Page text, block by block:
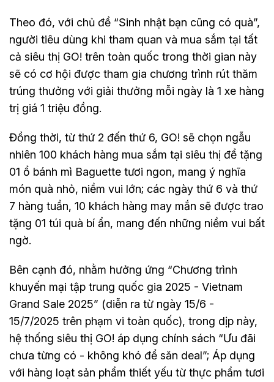
Theo đó, với chủ đề “Sinh nhật bạn cũng có quà”,
người tiêu dùng khi tham quan và mua sắm tại tất
cả siêu thị GO! trên toàn quốc trong thời gian này
sẽ có cơ hội được tham gia chương trình rút thăm
trúng thưởng với giải thưởng mỗi ngày là 1 xe hàng
trị giá 1 triệu đồng.
Đồng thời, từ thứ 2 đến thứ 6, GO! sẽ chọn ngẫu
nhiên 100 khách hàng mua sắm tại siêu thị để tặng
01 ổ bánh mì Baguette tươi ngon, mang ý nghĩa
món quà nhỏ, niềm vui lớn; các ngày thứ 6 và thứ
7 hàng tuần, 10 khách hàng may mắn sẽ được trao
tặng 01 túi quà bí ẩn, mang đến những niềm vui bất
ngờ.
Bên cạnh đó, nhằm hưởng ứng “Chương trình
khuyến mại tập trung quốc gia 2025 - Vietnam
Grand Sale 2025” (diễn ra từ ngày 15/6 -
15/7/2025 trên phạm vi toàn quốc), trong dịp này,
hệ thống siêu thị GO! áp dụng chính sách “Ưu đãi
chưa từng có - không khó để săn deal”; Áp dụng
với hàng loạt sản phẩm thiết yếu từ thực phẩm tươi